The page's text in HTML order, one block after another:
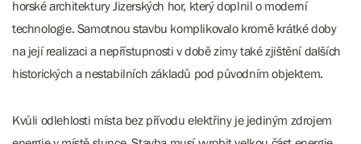
horské architektury Jizerských hor, který doplnil o moderní
technologie. Samotnou stavbu komplikovalo kromě krátké doby
na její realizaci a nepřístupnosti v době zimy také zjištění dalších
historických a nestabilních základů pod původním objektem.
Kvůli odlehlosti místa bez přívodu elektřiny je jediným zdrojem